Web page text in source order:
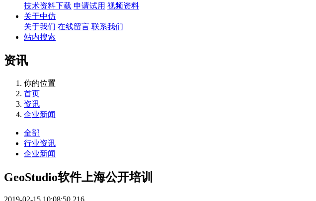
技术资料下载 申请试用 视频资料
关于中仿
关于我们 在线留言 联系我们
站内搜索
资讯
你的位置
首页
资讯
企业新闻
全部
行业资讯
企业新闻
GeoStudio软件上海公开培训
2019-02-15 10:08:50 216